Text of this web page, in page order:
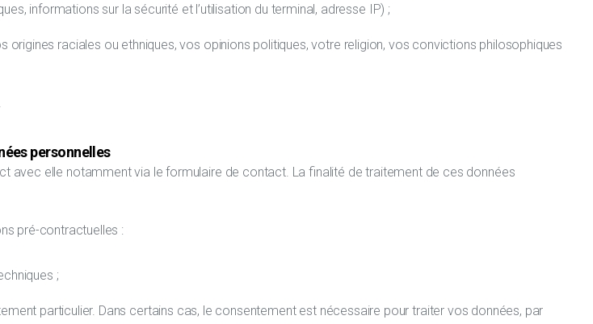
informations sur la sécurité et l’utilisation du terminal, adresse IP) ;
origines raciales ou ethniques, vos opinions politiques, votre religion, vos convictions philosophiques
personnelles
avec elle notamment via le formulaire de contact. La finalité de traitement de ces données
pré-contractuelles :
;
particulier. Dans certains cas, le consentement est nécessaire pour traiter vos données, par